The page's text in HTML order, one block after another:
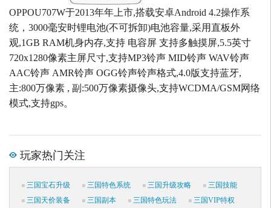
OPPOU707W于2013年年上市,搭载安卓Android 4.2操作系
统，3000毫安时锂电池(不可拆卸)电池容量,采用直板外
观,1GB RAM机身内存,支持 电容屏 支持多触摸屏,5.5英寸
720x1280像素主屏尺寸,支持MP3铃声 MID铃声 WAV铃声
AAC铃声 AMR铃声 OGG铃声铃声格式,4.0版支持蓝牙,
主:800万像素 , 副:500万像素摄像头,支持WCDMA/GSM网络
模式,支持gps。
玩家热门关注
三国宝石升级 三国特色系统 三国升级攻略
三国技能
三国天价装备
三国副本 三国特色玩法
三国VIP特权